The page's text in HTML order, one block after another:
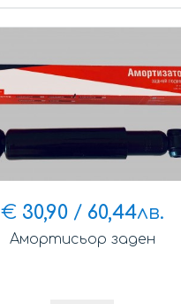
€ 30,90/ 60,44лв.
Амортисьор заден